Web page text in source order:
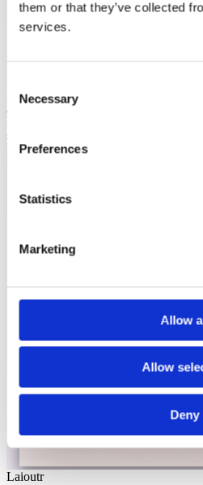
them or that they’ve collected
services.
Selection
Necessary
Preferences
Statistics
Marketing
Allow
Allow
Deny
Laioutr
Emporix
Emporix ist eine composable, API-
skalierbare B2B- und B2C-Szenarien.
Laioutr